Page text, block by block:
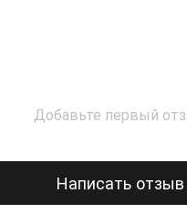
Добавьте первый
Написать отзыв